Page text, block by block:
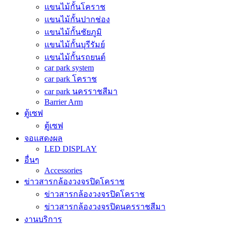
แขนไม้กั้นโคราช
แขนไม้กั้นปากช่อง
แขนไม้กั้นชัยภูมิ
แขนไม้กั้นบุรีรัมย์
แขนไม้กั้นรถยนต์
car park system
car park โคราช
car park นครราชสีมา
Barrier Arm
ตู้เซฟ
ตู้เซฟ
จอแสดงผล
LED DISPLAY
อื่นๆ
Accessories
ข่าวสารกล้องวงจรปิดโคราช
ข่าวสารกล้องวงจรปิดโคราช
ข่าวสารกล้องวงจรปิดนครราชสีมา
งานบริการ